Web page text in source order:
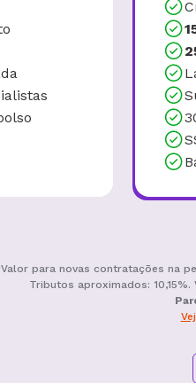
para novas contratações na
Tributos aproximados: